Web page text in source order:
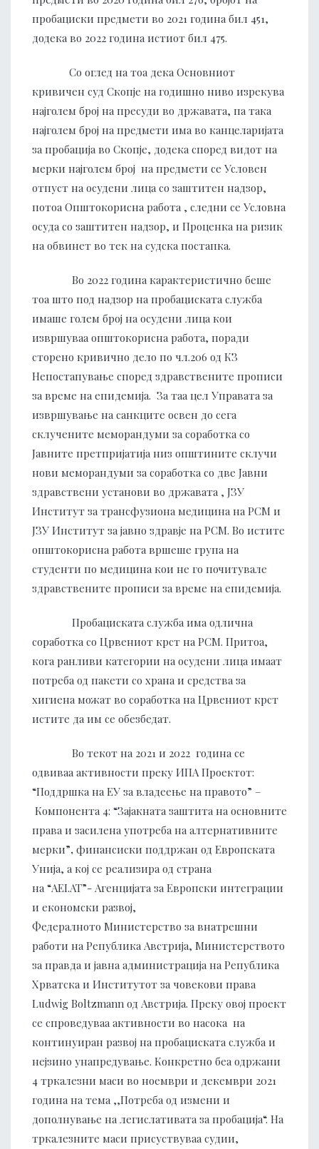
пробациски предмети во 2021 година бил 451,
додека во 2022 година истиот бил 475.
Со оглед на тоа дека Основниот
кривичен суд Скопје на годишно ниво изрекува
најголем број на пресуди во државата, па така
најголем број на предмети има во канцеларијата
за пробација во Скопје, додека според видот на
мерки најголем број на предмети се Условен
отпуст на осудени лица со заштитен надзор,
потоа Општокорисна работа , следни се Условна
осуда со заштитен надзор, и Проценка на ризик
на обвинет во тек на судска постапка.
Во 2022 година карактеристично беше
тоа што под надзор на пробациската служба
имаше голем број на осудени лица кои
извршуваа општокорисна работа, поради
сторено кривично дело по чл.206 од КЗ
Непостапување според здравствените прописи
за време на епидемија. За таа цел Управата за
извршување на санкците освен до сега
склучените меморандуми за соработка со
Јавните претпријатија низ општините склучи
нови меморандуми за соработка со две Јавни
здравствени установи во државата , ЈЗУ
Институт за трансфузиона медицина на РСМ и
ЈЗУ Институт за јавно здравје на РСМ. Во истите
општокорисна работа вршеше група на
студенти по медицина кои не го почитувале
здравствените прописи за време на епидемија.
Пробациската служба има одлична
соработка со Црвениот крст на РСМ. Притоа,
кога ранливи категории на осудени лица имаат
потреба од пакети со храна и средства за
хигиена можат во соработка на Црвениот крст
истите да им се обезбедат.
Во текот на 2021 и 2022 година се
одвиваа активности преку ИПА Проектот:
“Поддршка на ЕУ за владеење на правото” –
Компонента 4: “Зајакната заштита на основните
права и засилена употреба на алтернативните
мерки”, финансиски поддржан од Европската
Унија, a кој се реализира од страна
на “АЕI.АТ”- Агенцијата за Европски интеграции
и економски развој,
Федералното Министерство за внатрешни
работи на Република Австрија, Министерството
за правда и јавна администрација на Република
Хрватска и Институтот за човекови права
Ludwig Boltzmann од Австрија. Преку овој проект
се спроведуваа активности во насока на
континуиран развој на пробациската служба и
нејзино унапредување. Конкретно беа одржани
4 тркалезни маси во ноември и декември 2021
година на тема ,,Потреба од измени и
дополнување на легислативата за пробација“. На
тркалезните маси присуствуваа судии,